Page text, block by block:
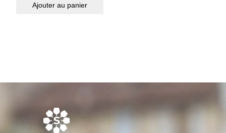
Ajouter au panier